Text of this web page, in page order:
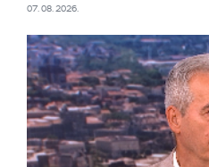
07. 08. 2026.